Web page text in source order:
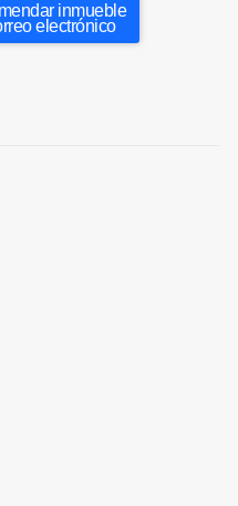
inmueble
electrónico